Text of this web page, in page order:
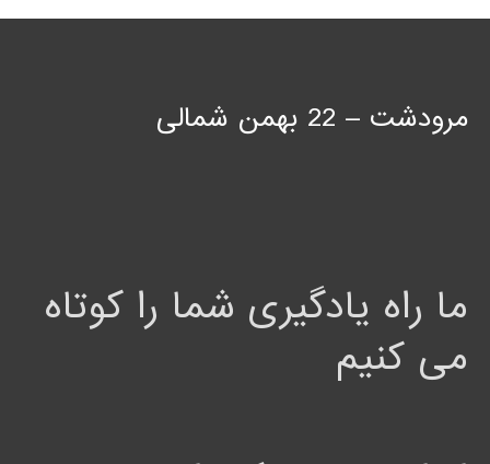
مرودشت – 22 بهمن شمالی
ما راه یادگیری شما را کوتاه
می کنیم